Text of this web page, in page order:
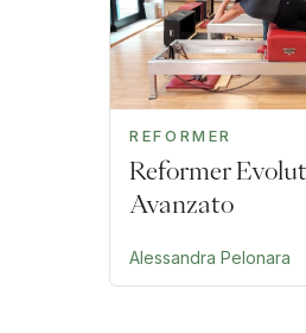
REFORMER
Reformer
Avanzato
Alessandra Pelonara